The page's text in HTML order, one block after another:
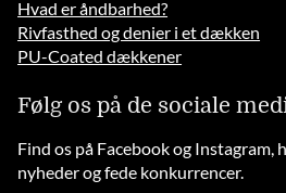
Hvad er åndbarhed?
Rivfasthed og denier i et dækken
PU-Coated dækkener
Følg os på de sociale
Find os på Facebook og
nyheder og fede konkurrencer.